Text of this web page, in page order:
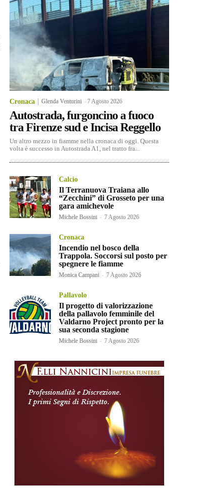
Cronaca Glenda Venturini -7 Agosto 2026
Autostrada, furgoncino a fuoco
tra Firenze sud e Incisa Reggello
Un altro mezzo in fiamme nella cronaca di oggi. Questa
volta è successo in Autostrada A1, nel tratto fra...
Calcio
Il Terranuova Traiana allo
“Zecchini” di Grosseto per una
gara amichevole
Michele Bossini - 7 Agosto 2026
Cronaca
Incendio nel bosco della
Trappola. Soccorsi sul posto per
spegnere le fiamme
Monica Campani - 7 Agosto 2026
Pallavolo
Il progetto di valorizzazione
della pallavolo femminile del
Valdarno Project pronto per la
sua seconda stagione
Michele Bossini - 7 Agosto 2026